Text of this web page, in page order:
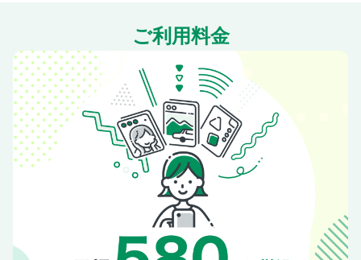
ご利用料金